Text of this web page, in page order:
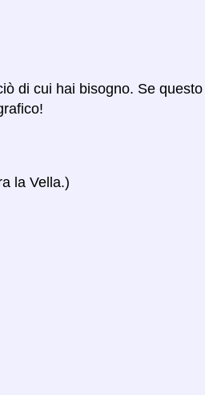
di cui hai bisogno. Se questo
la Vella.)